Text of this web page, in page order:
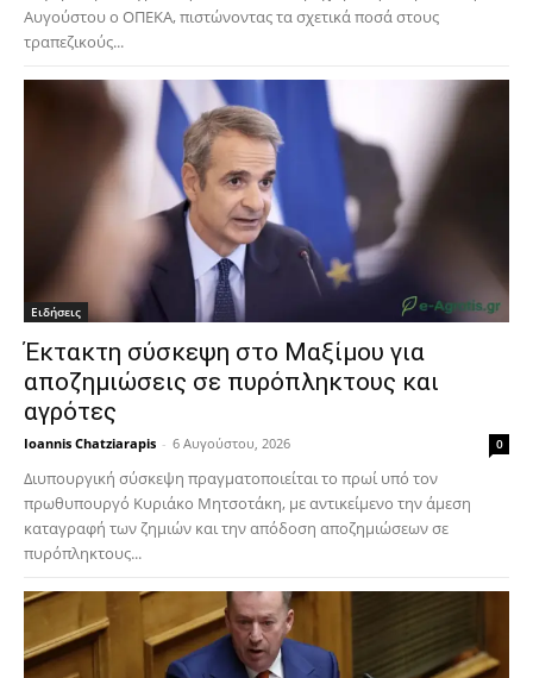
Αυγούστου ο ΟΠΕΚΑ, πιστώνοντας τα σχετικά ποσά στους
τραπεζικούς...
Ειδήσεις
Έκτακτη σύσκεψη στο Μαξίμου για
αποζημιώσεις σε πυρόπληκτους και
αγρότες
Ioannis Chatziarapis - 6 Αυγούστου, 2026 0
Διυπουργική σύσκεψη πραγματοποιείται το πρωί υπό τον
πρωθυπουργό Κυριάκο Μητσοτάκη, με αντικείμενο την άμεση
καταγραφή των ζημιών και την απόδοση αποζημιώσεων σε
πυρόπληκτους...